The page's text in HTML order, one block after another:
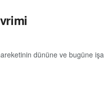
dününe ve bugüne